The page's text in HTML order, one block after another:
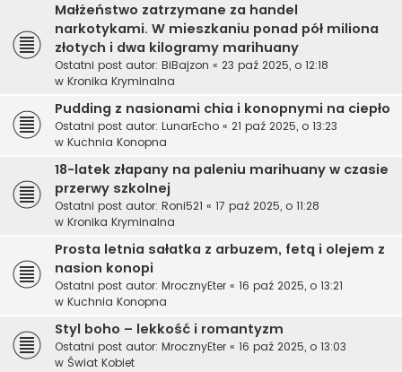
Małżeństwo zatrzymane za handel
narkotykami. W mieszkaniu ponad pół miliona
złotych i dwa kilogramy marihuany
Ostatni post autor: BiBajzon « 23 paź 2025, o 12:18
w Kronika Kryminalna
Pudding z nasionami chia i konopnymi na ciepło
Ostatni post autor: LunarEcho « 21 paź 2025, o 13:23
w Kuchnia Konopna
18-latek złapany na paleniu marihuany w czasie
przerwy szkolnej
Ostatni post autor: Roni521 « 17 paź 2025, o 11:28
w Kronika Kryminalna
Prosta letnia sałatka z arbuzem, fetą i olejem z
nasion konopi
Ostatni post autor: MrocznyEter « 16 paź 2025, o 13:21
w Kuchnia Konopna
Styl boho – lekkość i romantyzm
Ostatni post autor: MrocznyEter « 16 paź 2025, o 13:03
w Świat Kobiet